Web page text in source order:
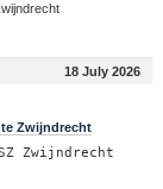
18 July 2026
Zwijndrecht
Zwijndrecht